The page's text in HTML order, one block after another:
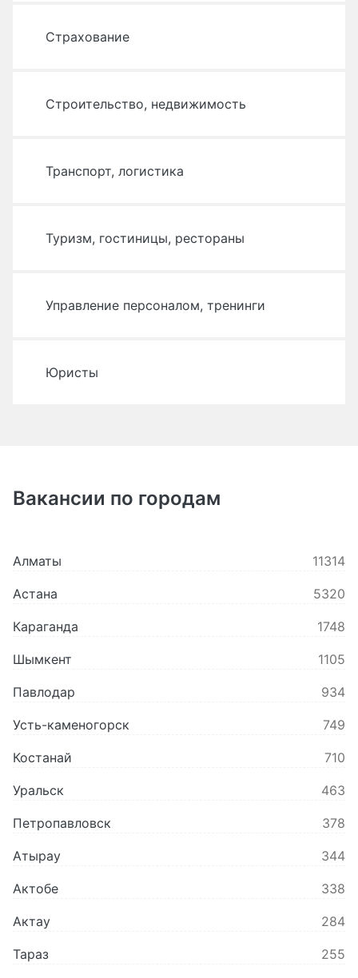
Страхование
Строительство, недвижимость
Транспорт, логистика
Туризм, гостиницы, рестораны
Управление персоналом, тренинги
Юристы
Вакансии по городам
алматы 11314
астана 5320
караганда 1748
шымкент 1105
павлодар 934
усть-каменогорск 749
костанай 710
уральск 463
петропавловск 378
атырау 344
актобе 338
актау 284
тараз 255